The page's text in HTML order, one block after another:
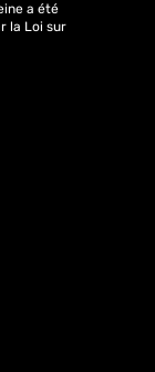
a été
la Loi sur